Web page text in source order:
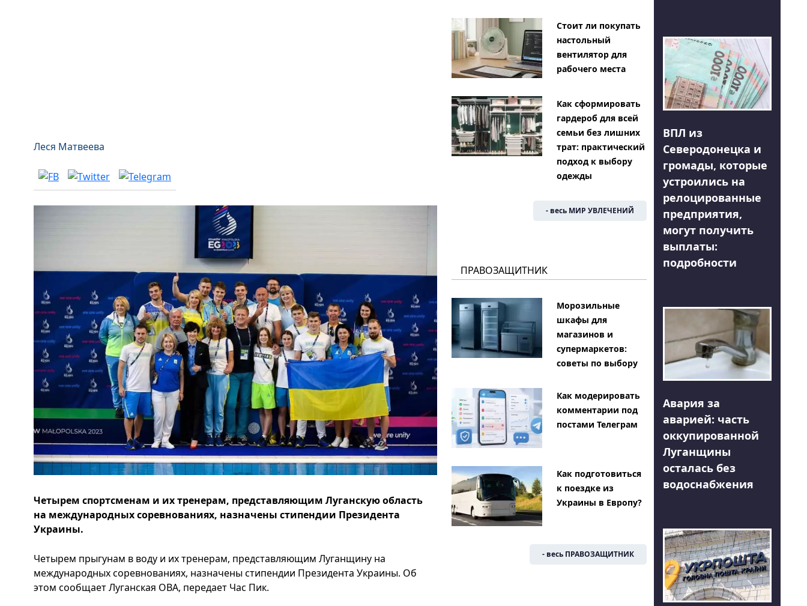
Леся Матвеева
Четырем спортсменам и их тренерам, представляющим Луганскую область
на международных соревнованиях, назначены стипендии Президента
Украины.
Четырем прыгунам в воду и их тренерам, представляющим Луганщину на
международных соревнованиях, назначены стипендии Президента Украины. Об
этом сообщает Луганская ОВА, передает Час Пик.
Стоит ли покупать
настольный
вентилятор для
рабочего места
Как сформировать
гардероб для всей
семьи без лишних
трат: практический
подход к выбору
одежды
- весь МИР УВЛЕЧЕНИЙ
ПРАВОЗАЩИТНИК
Морозильные
шкафы для
магазинов и
супермаркетов:
советы по выбору
Как модерировать
комментарии под
постами Телеграм
Как подготовиться
к поездке из
Украины в Европу?
- весь ПРАВОЗАЩИТНИК
ВПЛ из
Северодонецка и
громады, которые
устроились на
релоцированные
предприятия,
могут получить
выплаты:
подробности
Авария за
аварией: часть
оккупированной
Луганщины
осталась без
водоснабжения